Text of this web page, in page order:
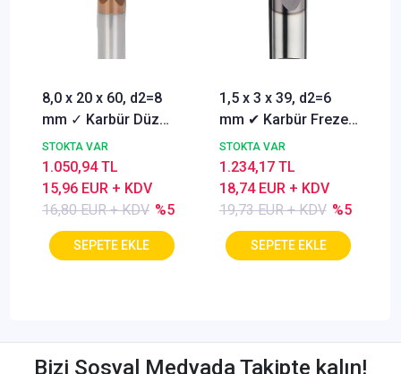
8,0 x 20 x 60, d2=8
mm ✓ Karbür Düz
Freze, Parmak freze
ucu Z=4,TiSiN
Kaplamalı
STOKTA VAR
16,80 EUR + KDV %5
15,96 EUR + KDV
1.050,94 TL
1,5 x 3 x 39, d2=6
mm ✔ Karbür Freze
ucu, Z=3, Kaplamalı,
30°
STOKTA VAR
19,73 EUR + KDV %5
18,74 EUR + KDV
1.234,17 TL
Bizi Sosyal Medyada Takipte kalın!